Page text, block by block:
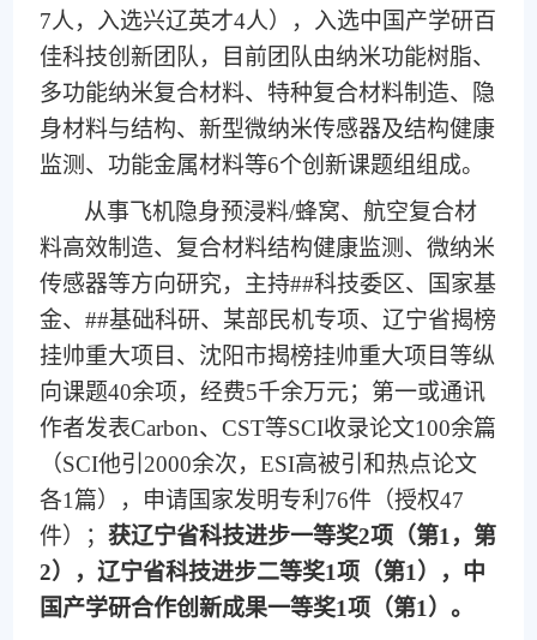
7人，入选兴辽英才4人），入选中国产学研百
佳科技创新团队，目前团队由纳米功能树脂、
多功能纳米复合材料、特种复合材料制造、隐
身材料与结构、新型微纳米传感器及结构健康
监测、功能金属材料等6个创新课题组组成。
从事飞机隐身预浸料/蜂窝、航空复合材
料高效制造、复合材料结构健康监测、微纳米
传感器等方向研究，主持##科技委区、国家基
金、##基础科研、某部民机专项、辽宁省揭榜
挂帅重大项目、沈阳市揭榜挂帅重大项目等纵
向课题40余项，经费5千余万元；第一或通讯
作者发表Carbon、CST等SCI收录论文100余篇
（SCI他引2000余次，ESI高被引和热点论文
各1篇），申请国家发明专利76件（授权47
件）；获辽宁省科技进步一等奖2项（第1，第
2），辽宁省科技进步二等奖1项（第1），中
国产学研合作创新成果一等奖1项（第1）。